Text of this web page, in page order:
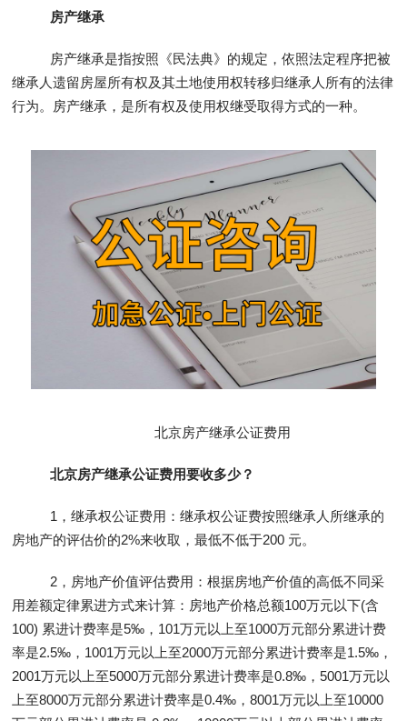
房产继承
房产继承是指按照《民法典》的规定，依照法定程序把被
继承人遗留房屋所有权及其土地使用权转移归继承人所有的法律
行为。房产继承，是所有权及使用权继受取得方式的一种。
北京房产继承公证费用
北京房产继承公证费用要收多少？
1，继承权公证费用：继承权公证费按照继承人所继承的
房地产的评估价的2%来收取，最低不低于200 元。
2，房地产价值评估费用：根据房地产价值的高低不同采
用差额定律累进方式来计算：房地产价格总额100万元以下(含
100) 累进计费率是5‰，101万元以上至1000万元部分累进计费
率是2.5‰，1001万元以上至2000万元部分累进计费率是1.5‰，
2001万元以上至5000万元部分累进计费率是0.8‰，5001万元以
上至8000万元部分累进计费率是0.4‰，8001万元以上至10000